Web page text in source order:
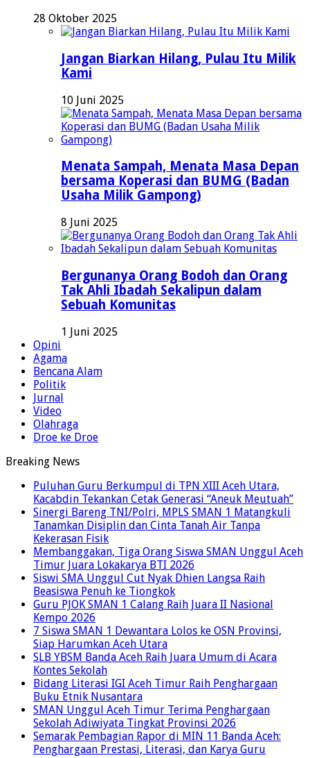
28 Oktober 2025
Jangan Biarkan Hilang, Pulau Itu Milik
Kami
10 Juni 2025
Menata Sampah, Menata Masa Depan
bersama Koperasi dan BUMG (Badan
Usaha Milik Gampong)
8 Juni 2025
Bergunanya Orang Bodoh dan Orang
Tak Ahli Ibadah Sekalipun dalam
Sebuah Komunitas
1 Juni 2025
Opini
Agama
Bencana Alam
Politik
Jurnal
Video
Olahraga
Droe ke Droe
Breaking News
Puluhan Guru Berkumpul di TPN XIII Aceh Utara,
Kacabdin Tekankan Cetak Generasi “Aneuk Meutuah”
Sinergi Bareng TNI/Polri, MPLS SMAN 1 Matangkuli
Tanamkan Disiplin dan Cinta Tanah Air Tanpa
Kekerasan Fisik
Membanggakan, Tiga Orang Siswa SMAN Unggul Aceh
Timur Juara Lokakarya BTI 2026
Siswi SMA Unggul Cut Nyak Dhien Langsa Raih
Beasiswa Penuh ke Tiongkok
Guru PJOK SMAN 1 Calang Raih Juara II Nasional
Kempo 2026
7 Siswa SMAN 1 Dewantara Lolos ke OSN Provinsi,
Siap Harumkan Aceh Utara
SLB YBSM Banda Aceh Raih Juara Umum di Acara
Kontes Sekolah
Bidang Literasi IGI Aceh Timur Raih Penghargaan
Buku Etnik Nusantara
SMAN Unggul Aceh Timur Terima Penghargaan
Sekolah Adiwiyata Tingkat Provinsi 2026
Semarak Pembagian Rapor di MIN 11 Banda Aceh:
Penghargaan Prestasi, Literasi, dan Karya Guru